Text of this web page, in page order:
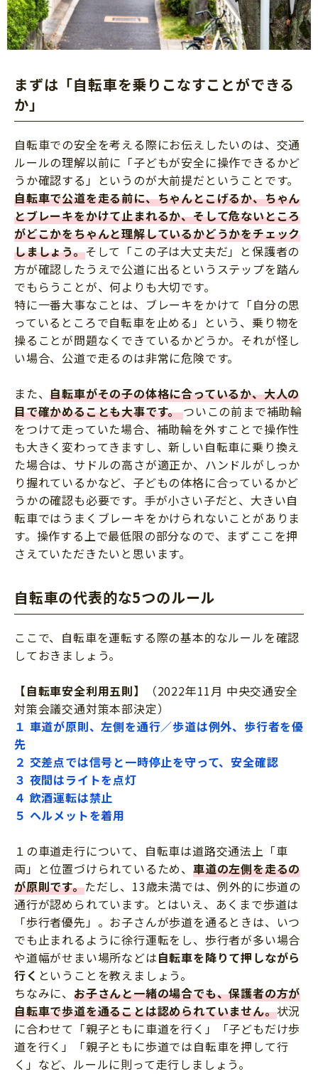
まずは「自転車を乗りこなすことができる
か」
自転車での安全を考える際にお伝えしたいのは、交通
ルールの理解以前に「子どもが安全に操作できるかど
うか確認する」というのが大前提だということです。
自転車で公道を走る前に、ちゃんとこげるか、ちゃん
とブレーキをかけて止まれるか、そして危ないところ
がどこかをちゃんと理解しているかどうかをチェック
しましょう。そして「この子は大丈夫だ」と保護者の
方が確認したうえで公道に出るというステップを踏ん
でもらうことが、何よりも大切です。
特に一番大事なことは、ブレーキをかけて「自分の思
っているところで自転車を止める」という、乗り物を
操ることが問題なくできているかどうか。それが怪し
い場合、公道で走るのは非常に危険です。
また、自転車がその子の体格に合っているか、大人の
目で確かめることも大事です。ついこの前まで補助輪
をつけて走っていた場合、補助輪を外すことで操作性
も大きく変わってきますし、新しい自転車に乗り換え
た場合は、サドルの高さが適正か、ハンドルがしっか
り握れているかなど、子どもの体格に合っているかど
うかの確認も必要です。手が小さい子だと、大きい自
転車ではうまくブレーキをかけられないことがありま
す。操作する上で最低限の部分なので、まずここを押
さえていただきたいと思います。
自転車の代表的な5つのルール
ここで、自転車を運転する際の基本的なルールを確認
しておきましょう。
【自転車安全利用五則】
（2022年11月 中央交通安全
対策会議交通対策本部決定）
１ 車道が原則、左側を通行／歩道は例外、歩行者を優
先
２ 交差点では信号と一時停止を守って、安全確認
３ 夜間はライトを点灯
４ 飲酒運転は禁止
５ ヘルメットを着用
１の車道走行について、自転車は道路交通法上「車
両」と位置づけられているため、 車道の左側を走るの
が原則です。ただし、13歳未満では、例外的に歩道の
通行が認められています。とはいえ、あくまで歩道は
「歩行者優先」。お子さんが歩道を通るときは、いつ
でも止まれるように徐行運転をし、歩行者が多い場合
や道幅がせまい場所などは自転車を降りて押しながら
行く ということを教えましょう。
ちなみに、 お子さんと一緒の場合でも、保護者の方が
自転車で歩道を通ることは認められていません。状況
に合わせて「親子ともに車道を行く」「子どもだけ歩
道を行く」「親子ともに歩道では自転車を押して行
く」など、ルールに則って走行しましょう。